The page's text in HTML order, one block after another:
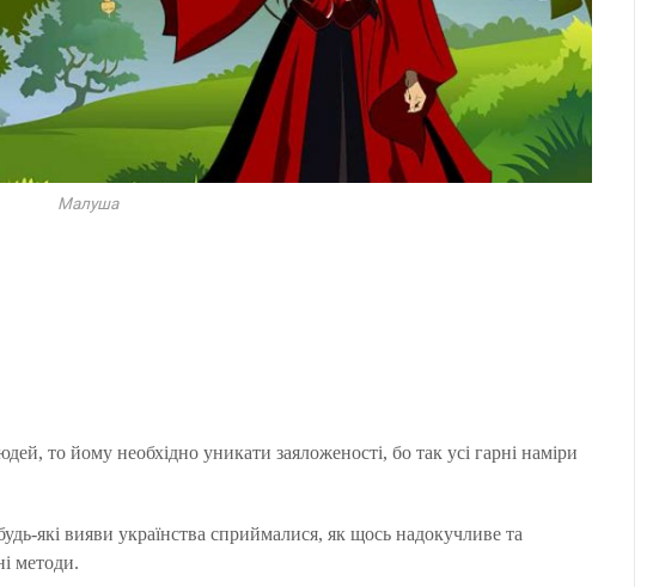
то йому необхідно уникати заяложеності, бо так усі гарні наміри
які вияви українства сприймалися, як щось надокучливе та
методи.